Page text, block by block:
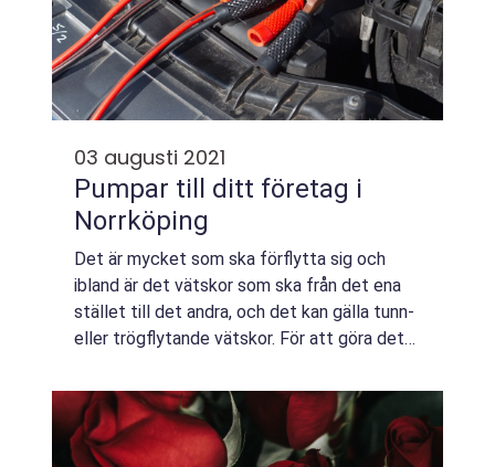
03 augusti 2021
Pumpar till ditt företag i
Norrköping
Det är mycket som ska förflytta sig och
ibland är det vätskor som ska från det ena
stället till det andra, och det kan gälla tunn-
eller trögflytande vätskor. För att göra det